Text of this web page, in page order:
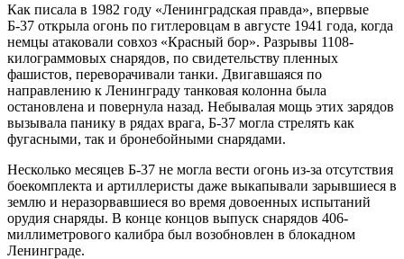
Как писала в 1982 году «Ленинградская правда», впервые
Б-37 открыла огонь по гитлеровцам в августе 1941 года, когда
немцы атаковали совхоз «Красный бор». Разрывы 1108-
килограммовых снарядов, по свидетельству пленных
фашистов, переворачивали танки. Двигавшаяся по
направлению к Ленинграду танковая колонна была
остановлена и повернула назад. Небывалая мощь этих зарядов
вызывала панику в рядах врага, Б-37 могла стрелять как
фугасными, так и бронебойными снарядами.
Несколько месяцев Б-37 не могла вести огонь из-за отсутствия
боекомплекта и артиллеристы даже выкапывали зарывшиеся в
землю и неразорвавшиеся во время довоенных испытаний
орудия снаряды. В конце концов выпуск снарядов 406-
миллиметрового калибра был возобновлен в блокадном
Ленинграде.